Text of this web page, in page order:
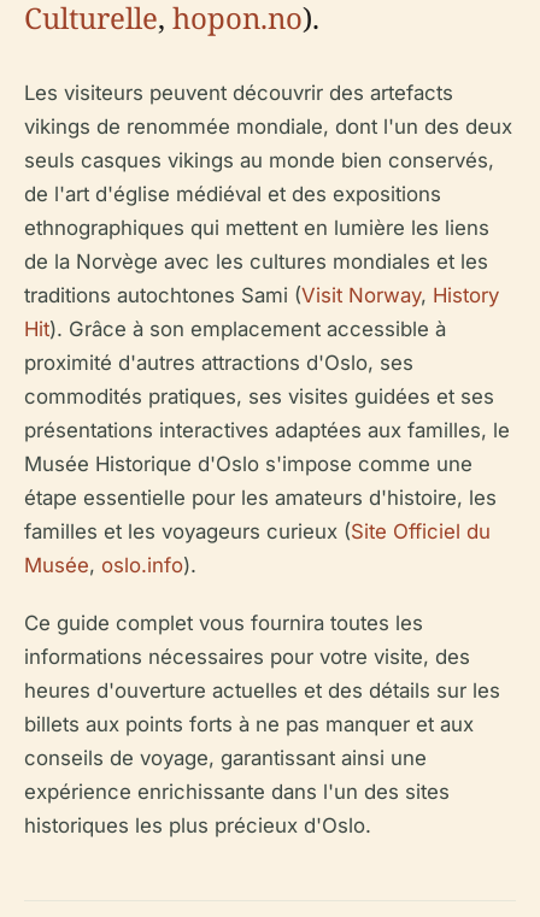
Culturelle, hopon.no).
Les visiteurs peuvent découvrir des artefacts
vikings de renommée mondiale, dont l'un des deux
seuls casques vikings au monde bien conservés,
de l'art d'église médiéval et des expositions
ethnographiques qui mettent en lumière les liens
de la Norvège avec les cultures mondiales et les
traditions autochtones Sami (Visit Norway, History
Hit). Grâce à son emplacement accessible à
proximité d'autres attractions d'Oslo, ses
commodités pratiques, ses visites guidées et ses
présentations interactives adaptées aux familles, le
Musée Historique d'Oslo s'impose comme une
étape essentielle pour les amateurs d'histoire, les
familles et les voyageurs curieux (Site Officiel du
Musée, oslo.info).
Ce guide complet vous fournira toutes les
informations nécessaires pour votre visite, des
heures d'ouverture actuelles et des détails sur les
billets aux points forts à ne pas manquer et aux
conseils de voyage, garantissant ainsi une
expérience enrichissante dans l'un des sites
historiques les plus précieux d'Oslo.